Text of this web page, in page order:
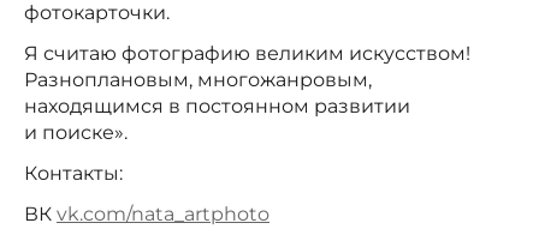
фотокарточки.
Я считаю фотографию великим искусством!
Разноплановым, многожанровым,
находящимся в постоянном развитии
и поиске».
Контакты:
ВК vk.com/nata_artphoto